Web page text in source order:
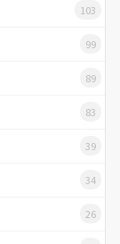
103
99
89
83
39
34
26